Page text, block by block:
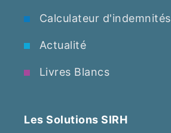
Calculateur d'indemnités
Actualité
Livres Blancs
Les Solutions SIRH